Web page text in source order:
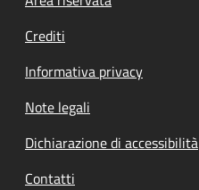
Crediti
Informativa privacy
Note legali
Dichiarazione di accessibilità
Contatti